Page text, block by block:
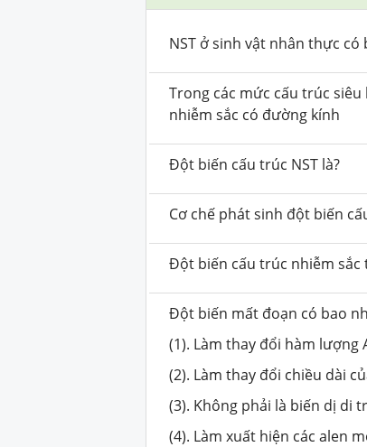
NST ở sinh vật nhân thực có
Trong các mức cấu trúc
nhiễm sắc có đường kính
Đột biến cấu trúc NST là?
Cơ chế phát sinh đột biến
Đột biến cấu trúc nhiễm sắc
Đột biến mất đoạn có bao
(1). Làm thay đổi hàm lượng
(2). Làm thay đổi chiều dài
(3). Không phải là biến dị di
(4). Làm xuất hiện các alen